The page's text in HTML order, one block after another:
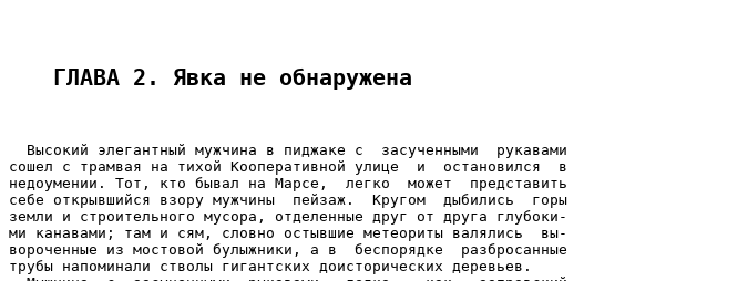
ГЛАВА 2. Явка не обнаружена